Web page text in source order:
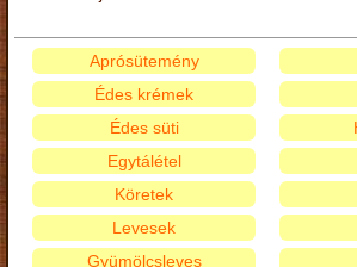
Aprósütemény
Édes krémek
Édes süti
Egytálétel
Köretek
Levesek
Gyümölcsleves